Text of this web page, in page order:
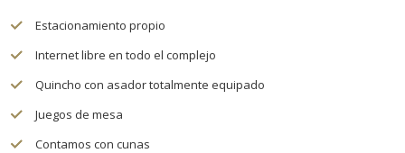
Estacionamiento propio
Internet libre en todo el complejo
Quincho con asador totalmente equipado
Juegos de mesa
Contamos con cunas